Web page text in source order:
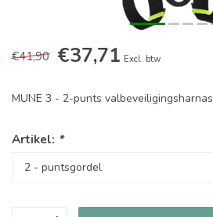
€41,90 €37,71 Excl. btw
MUNE 3 - 2-punts valbeveiligingsharnas
Artikel: *